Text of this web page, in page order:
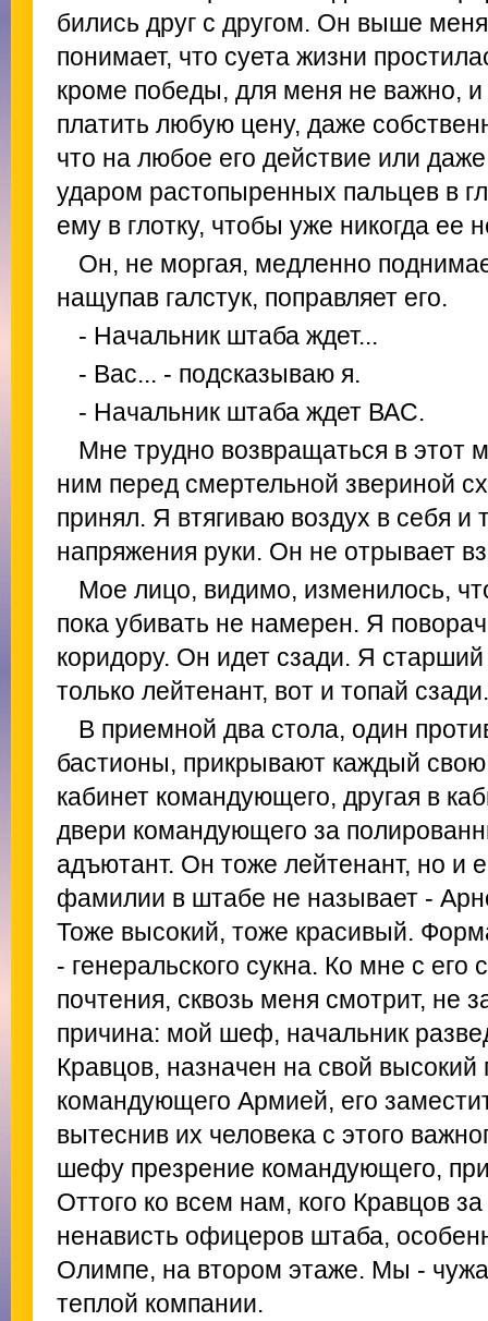
бились друг с другом. Он выше
понимает, что суета жизни
кроме победы, для меня не важно, и
платить любую цену, даже
что на любое его действие или
ударом растопыренных пальцев в
ему в глотку, чтобы уже никогда ее
Он, не моргая, медленно
нащупав галстук, поправляет его.
- Начальник штаба ждет...
- Вас... - подсказываю я.
- Начальник штаба ждет ВАС.
Мне трудно возвращаться в этот
ним перед смертельной звериной
принял. Я втягиваю воздух в себя и
напряжения руки. Он не отрывает
Мое лицо, видимо, изменилось,
пока убивать не намерен. Я
коридору. Он идет сзади. Я
только лейтенант, вот и топай сзади.
В приемной два стола, один
бастионы, прикрывают каждый
кабинет командующего, другая в
двери командующего за
адъютант. Он тоже лейтенант, но и
фамилии в штабе не называет -
Тоже высокий, тоже красивый.
- генеральского сукна. Ко мне с его
почтения, сквозь меня смотрит, не
причина: мой шеф, начальник
Кравцов, назначен на свой высокий
командующего Армией, его
вытеснив их человека с этого
шефу презрение командующего,
Оттого ко всем нам, кого Кравцов
ненависть офицеров штаба,
Олимпе, на втором этаже. Мы -
теплой компании.